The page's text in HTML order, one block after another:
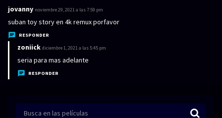
jovanny d
i
c
e
:
noviembre 29, 2021 a las 7:59 pm
suban toy story en 4k remux porfavor
RESPONDER
zoniickd
i
c
diciembre 1, 2021 a las 5:45 pm
seria para mas adelante
RESPONDER